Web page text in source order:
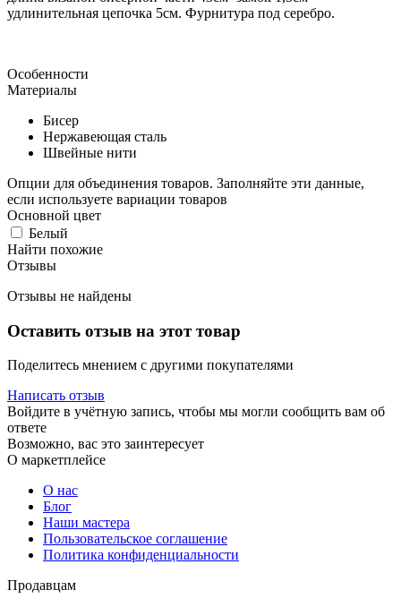
удлинительная цепочка 5см. Фурнитура под серебро.
Особенности
Материалы
Бисер
Нержавеющая сталь
Швейные нити
Опции для объединения товаров. Заполняйте эти данные,
если используете вариации товаров
Основной цвет
Белый
Найти похожие
Отзывы
Отзывы не найдены
Оставить отзыв на этот товар
Поделитесь мнением с другими покупателями
Написать отзыв
Войдите в учётную запись, чтобы мы могли сообщить вам об
ответе
Возможно, вас это заинтересует
О маркетплейсе
О нас
Блог
Наши мастера
Пользовательское соглашение
Политика конфиденциальности
Продавцам